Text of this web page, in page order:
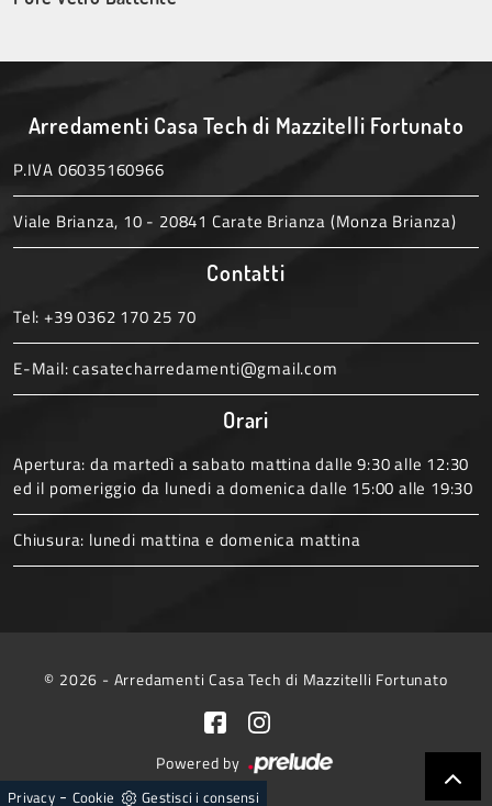
Arredamenti Casa Tech di Mazzitelli Fortunato
P.IVA 06035160966
Viale Brianza, 10 - 20841 Carate Brianza (Monza Brianza)
Contatti
Tel: +39 0362 170 25 70
E-Mail:casatecharredamenti@gmail.com
Orari
Apertura: da martedì a sabato mattina dalle 9:30 alle 12:30
ed il pomeriggio da lunedi a domenica dalle 15:00 alle 19:30
Chiusura: lunedi mattina e domenica mattina
© 2026 - Arredamenti Casa Tech di Mazzitelli Fortunato
Powered by
Privacy- Cookie Gestisci i consensi